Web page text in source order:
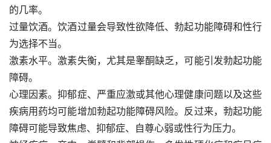
的几率。
过量饮酒。饮酒过量会导致性欲降低、勃起功能障碍和性行
为选择不当。
激素水平。激素失衡，尤其是睾酮缺乏，可能引发勃起功能
障碍。
心理因素。抑郁症、严重应激或其他心理健康问题以及这些
疾病用药均可能增加勃起功能障碍风险。反过来，勃起功能
障碍可能导致焦虑、抑郁症、自尊心弱或性行为压力。